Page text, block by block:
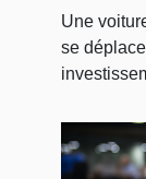
Une
se